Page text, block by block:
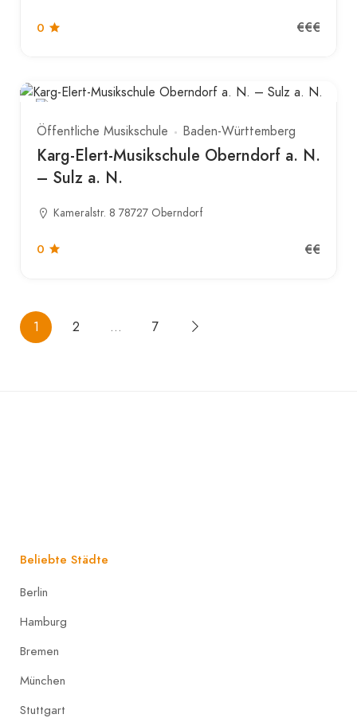
0 €€€
Öffentliche Musikschule Baden-Württemberg
Karg-Elert-Musikschule Oberndorf a. N.
– Sulz a. N.
Kameralstr. 8 78727 Oberndorf
0 €€
1 2 … 7
Beliebte Städte
Berlin
Hamburg
Bremen
München
Stuttgart